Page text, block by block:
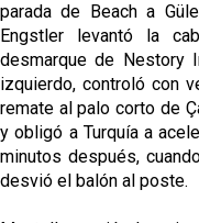
parada de Beach a
Engstler levantó la
desmarque de Nestory
izquierdo, controló con
remate al palo corto de
y obligó a Turquía a
minutos después,
desvió el balón al poste.